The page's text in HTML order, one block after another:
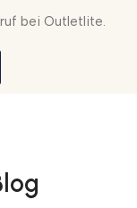
bei Outletlite.